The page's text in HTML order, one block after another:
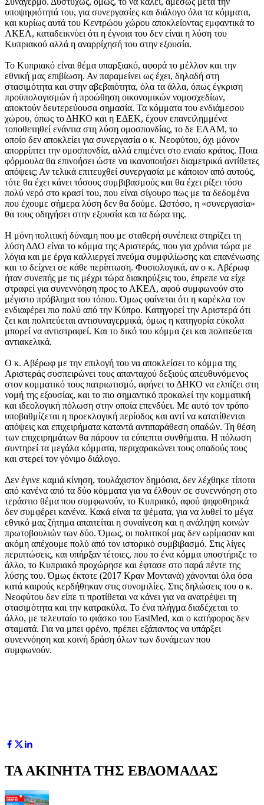
υποψηφιότητά του, για συνεργασίες και διάλογο όλα τα κόμματα,
και κυρίως αυτά του Κεντρώου χώρου αποκλείοντας εμφαντικά το
ΑΚΕΛ, καταδεικνύει ότι η έγνοια του δεν είναι η λύση του
Κυπριακού αλλά η αναρρίχησή του στην εξουσία.
Το Κυπριακό είναι θέμα υπαρξιακό, αφορά το μέλλον και την
εθνική μας επιβίωση. Αν παραμείνει ως έχει, δηλαδή στη
στασιμότητα και στην αβεβαιότητα, όλα τα άλλα, όπως έγκριση
προϋπολογισμών ή προώθηση οικονομικών νομοσχεδίων,
αποκτούν δευτερεύουσα σημασία. Τα κόμματα του ενδιάμεσου
χώρου, όπως το ΔΗΚΟ και η ΕΔΕΚ, έχουν επανειλημμένα
τοποθετηθεί ενάντια στη λύση ομοσπονδίας, το δε ΕΛΑΜ, το
οποίο δεν αποκλείει για συνεργασία ο κ. Νεοφύτου, όχι μόνον
απορρίπτει την ομοσπονδία, αλλά επιμένει στο ενιαίο κράτος. Ποια
φόρμουλα θα επινοήσει ώστε να ικανοποιήσει διαμετρικά αντίθετες
απόψεις; Αν τελικά επιτευχθεί συνεργασία με κάποιον από αυτούς,
τότε θα έχει κάνει τόσους συμβιβασμούς και θα έχει ρίξει τόσο
πολύ νερό στο κρασί του, που είναι σίγουρο πως με τα δεδομένα
που έχουμε σήμερα λύση δεν θα δούμε. Ωστόσο, η «συνεργασία»
θα τους οδηγήσει στην εξουσία και τα δώρα της.
Η μόνη πολιτική δύναμη που με σταθερή συνέπεια στηρίζει τη
λύση ΔΔΟ είναι το κόμμα της Αριστεράς, που για χρόνια τώρα με
λόγια και με έργα καλλιεργεί πνεύμα συμφιλίωσης και επανένωσης
και το δείχνει σε κάθε περίπτωση. Φυσιολογικά, αν ο κ. Αβέρωφ
ήταν συνεπής με τις μέχρι τώρα διακηρύξεις του, έπρεπε να είχε
στραφεί για συνεννόηση προς το ΑΚΕΛ, αφού συμφωνούν στο
μέγιστο πρόβλημα του τόπου. Όμως φαίνεται ότι η καρέκλα τον
ενδιαφέρει πιο πολύ από την Κύπρο. Κατηγορεί την Αριστερά ότι
ζει και πολιτεύεται αντισυναγερμικά, όμως η κατηγορία εύκολα
μπορεί να αντιστραφεί. Και το δικό του κόμμα ζει και πολιτεύεται
αντιακελικά.
Ο κ. Αβέρωφ με την επιλογή του να αποκλείσει το κόμμα της
Αριστεράς συσπειρώνει τους απανταχού δεξιούς απευθυνόμενος
στον κομματικό τους πατριωτισμό, αφήνει το ΔΗΚΟ να ελπίζει στη
νομή της εξουσίας, και το πιο σημαντικό προκαλεί την κομματική
και ιδεολογική πόλωση στην οποία επενδύει. Με αυτό τον τρόπο
υποβαθμίζεται η προεκλογική περίοδος και αντί να κατατίθενται
απόψεις και επιχειρήματα καταντά αντιπαράθεση οπαδών. Τη θέση
των επιχειρημάτων θα πάρουν τα εύπεπτα συνθήματα. Η πόλωση
συντηρεί τα μεγάλα κόμματα, περιχαρακώνει τους οπαδούς τους
και στερεί τον γόνιμο διάλογο.
Δεν έγινε καμιά κίνηση, τουλάχιστον δημόσια, δεν λέχθηκε τίποτα
από κανένα από τα δύο κόμματα για να έλθουν σε συνεννόηση στο
τεράστιο θέμα που συμφωνούν, το Κυπριακό, αφού ψηφοθηρικά
δεν συμφέρει κανένα. Κακά είναι τα ψέματα, για να λυθεί το μέγα
εθνικό μας ζήτημα απαιτείται η συναίνεση και η ανάληψη κοινών
πρωτοβουλιών των δύο. Όμως, οι πολιτικοί μας δεν ωρίμασαν και
ακόμη απέχουμε πολύ από τον ιστορικό συμβιβασμό. Στις λίγες
περιπτώσεις, και υπήρξαν τέτοιες, που το ένα κόμμα υποστήριζε το
άλλο, το Κυπριακό προχώρησε και έφτασε στο παρά πέντε της
λύσης του. Όμως έκτοτε (2017 Κραν Μοντανά) χάνονται όλα όσα
κατά καιρούς κερδήθηκαν στις συνομιλίες. Στις δηλώσεις του ο κ.
Νεοφύτου δεν είπε τι προτίθεται να κάνει για να ανατρέψει τη
στασιμότητα και την κατρακύλα. Το ένα πλήγμα διαδέχεται το
άλλο, με τελευταίο το φιάσκο του EastMed, και ο κατήφορος δεν
σταματά. Για να μπει φρένο, πρέπει εξάπαντος να υπάρξει
συνεννόηση και κοινή δράση όλων των δυνάμεων που
συμφωνούν.
ΤΑ ΑΚΙΝΗΤΑ ΤΗΣ ΕΒΔΟΜΑΔΑΣ